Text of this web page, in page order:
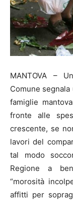
MANTOVA –
Comune
famiglie
fronte alle
crescente, se
lavori del
tal modo
Regione a
“morosità
affitti per